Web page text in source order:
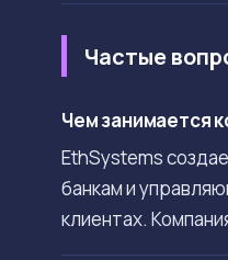
Частые
Чем занимается
EthSystems
банкам и
клиентах.